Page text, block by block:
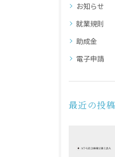
お知らせ
就業規則
助成金
電子申請
最近の投稿